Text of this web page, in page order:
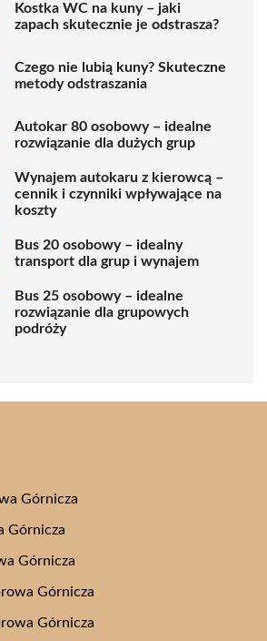
Kostka WC na kuny – jaki
zapach skutecznie je odstrasza?
Czego nie lubią kuny? Skuteczne
metody odstraszania
Autokar 80 osobowy – idealne
rozwiązanie dla dużych grup
Wynajem autokaru z kierowcą –
cennik i czynniki wpływające na
koszty
Bus 20 osobowy – idealny
transport dla grup i wynajem
Bus 25 osobowy – idealne
rozwiązanie dla grupowych
podróży
Górnicza
Górnicza
Górnicza
Górnicza
Górnicza